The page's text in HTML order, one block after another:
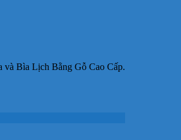
Bìa Lịch Bằng Gỗ Cao Cấp.